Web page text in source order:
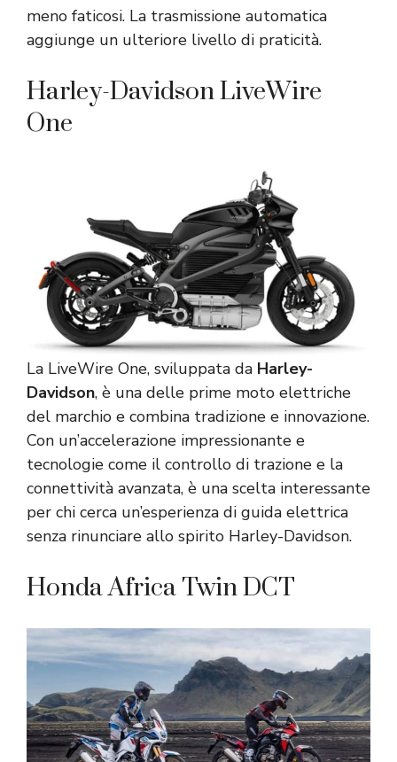
meno faticosi. La trasmissione automatica
aggiunge un ulteriore livello di praticità.
Harley-Davidson LiveWire
One
La LiveWire One, sviluppata da Harley-
Davidson, è una delle prime moto elettriche
del marchio e combina tradizione e innovazione.
Con un’accelerazione impressionante e
tecnologie come il controllo di trazione e la
connettività avanzata, è una scelta interessante
per chi cerca un’esperienza di guida elettrica
senza rinunciare allo spirito Harley-Davidson.
Honda Africa Twin DCT